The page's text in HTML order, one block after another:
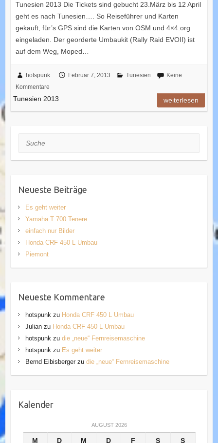
Tunesien 2013 Die Tickets sind gebucht 23.März bis 12 April
geht es nach Tunesien…. So Reiseführer und Karten
gekauft, für’s GPS sind die Karten von OSM und 4×4.org
eingeladen. Der georderte Umbaukit (Rally Raid EVOII) ist
auf dem Weg, Moped…
hotspunk Februar 7, 2013 Tunesien
Keine
Kommentare
Tunesien 2013 weiterlesen
Suche
Neueste Beiträge
Es geht weiter
Yamaha T 700 Tenere
einfach nur Bilder
Honda CRF 450 L Umbau
Piemont
Neueste Kommentare
hotspunkzu Honda CRF 450 L Umbau
Julianzu Honda CRF 450 L Umbau
hotspunkzu die „neue“ Fernreisemaschine
hotspunkzu Es geht weiter
Bernd Eibisbergerzu die „neue“ Fernreisemaschine
Kalender
AUGUST 2026
M D M D F S S